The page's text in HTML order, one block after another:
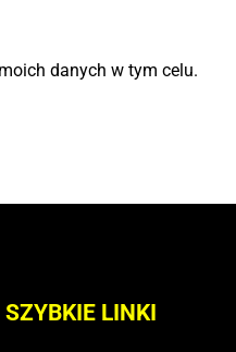
danych w tym celu.
SZYBKIE LINKI